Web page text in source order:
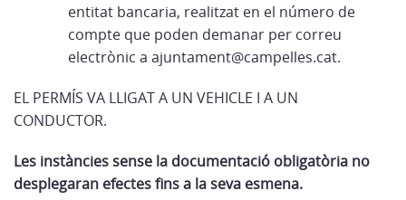
entitat bancaria, realitzat en el número de
compte que poden demanar per correu
electrònic a ajuntament@campelles.cat.
EL PERMÍS VA LLIGAT A UN VEHICLE I A UN
CONDUCTOR.
Les instàncies sense la documentació obligatòria no
desplegaran efectes fins a la seva esmena.